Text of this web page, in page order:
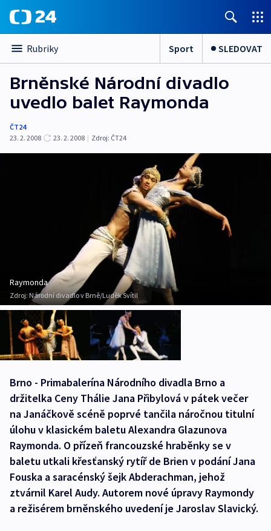
Rubriky Sport SLEDOVAT
Brněnské Národní divadlo
uvedlo balet Raymonda
ČT24
23. 2. 2008
23. 2. 2008 | Zdroj: ČT24
Raymonda
Zdroj: Národní divadlo v Brně/Luděk Svítil
Brno - Primabalerína Národního divadla Brno a
držitelka Ceny Thálie Jana Přibylová v pátek večer
na Janáčkově scéně poprvé tančila náročnou titulní
úlohu v klasickém baletu Alexandra Glazunova
Raymonda. O přízeň francouzské hraběnky se v
baletu utkali křesťanský rytíř de Brien v podání Jana
Fouska a saracénský šejk Abderachman, jehož
ztvárnil Karel Audy. Autorem nové úpravy Raymondy
a režisérem brněnského uvedení je Jaroslav Slavický.